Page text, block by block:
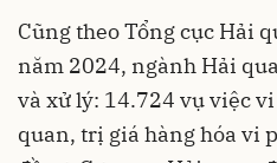
Cũng theo Tổng cục Hải
năm 2024, ngành Hải
và xử lý: 14.724 vụ việc
quan, trị giá hàng hóa vi